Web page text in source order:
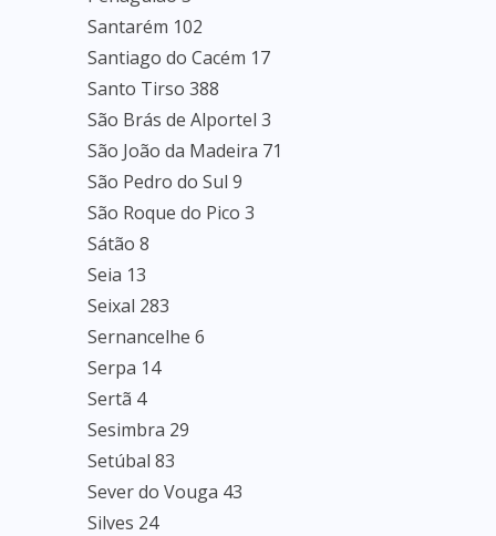
Santarém 102
Santiago do Cacém 17
Santo Tirso 388
São Brás de Alportel 3
São João da Madeira 71
São Pedro do Sul 9
São Roque do Pico 3
Sátão 8
Seia 13
Seixal 283
Sernancelhe 6
Serpa 14
Sertã 4
Sesimbra 29
Setúbal 83
Sever do Vouga 43
Silves 24